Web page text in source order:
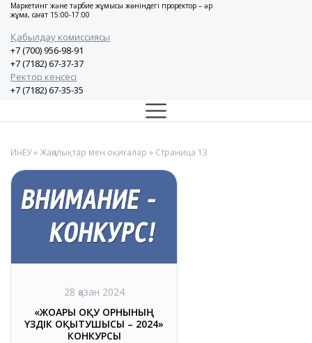
Маркетинг және тәрбие жұмысы жөніндегі проректор – әр
жұма, сағат 15:00-17:00
Қабылдау комиссиясы
+7 (700) 956-98-91
+7 (7182) 67-37-37
Ректор кеңсесі
+7 (7182) 67-35-35
ИнЕУ»Жаңалықтар мен оқиғалар » Страница 13
28 қазан 2024
«ЖОҒАРЫ ОҚУ ОРНЫНЫҢ
ҮЗДІК ОҚЫТУШЫСЫ – 2024»
КОНКУРСЫ